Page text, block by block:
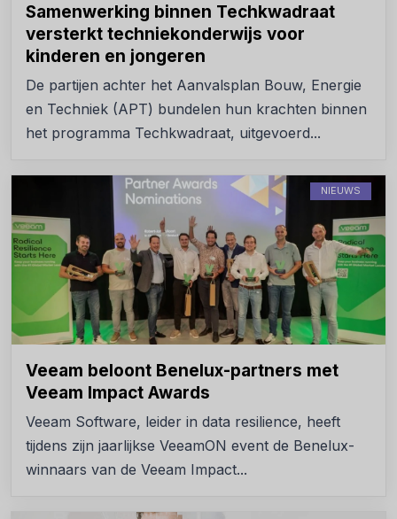
Samenwerking binnen Techkwadraat
versterkt techniekonderwijs voor
kinderen en jongeren
De partijen achter het Aanvalsplan Bouw, Energie
en Techniek (APT) bundelen hun krachten binnen
het programma Techkwadraat, uitgevoerd...
NIEUWS
Veeam beloont Benelux-partners met
Veeam Impact Awards
Veeam Software, leider in data resilience, heeft
tijdens zijn jaarlijkse VeeamON event de Benelux-
winnaars van de Veeam Impact...